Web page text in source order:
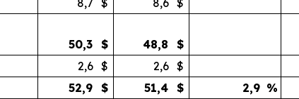
50,3 $ 48,8 $
2,6 $ 2,6 $
52,9 $ 51,4 $ 2,9 %